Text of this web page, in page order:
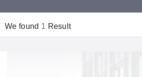
We found 1 Result